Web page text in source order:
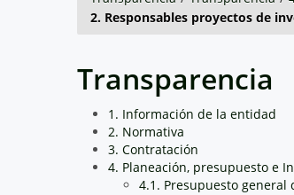
2. Responsables proyectos de
Transparencia
1. Información de la entidad
2. Normativa
3. Contratación
4. Planeación, presupuesto e
4.1. Presupuesto general